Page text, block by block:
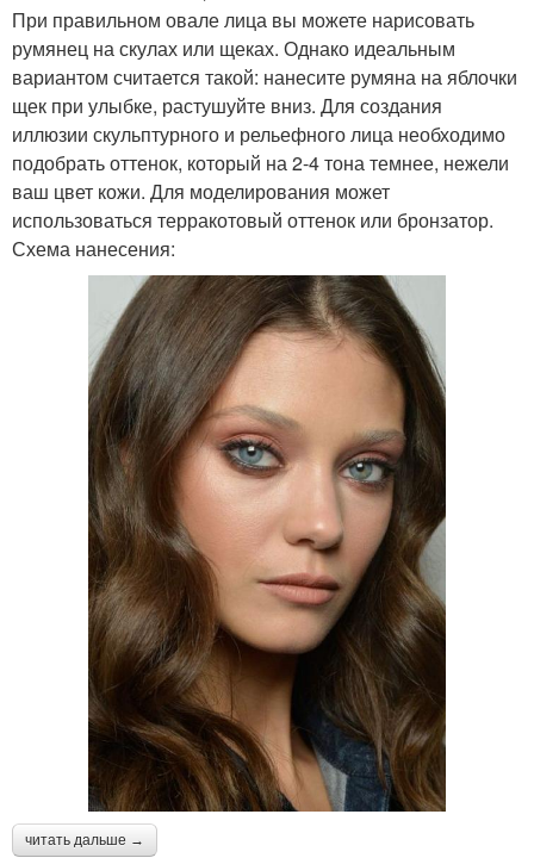
При правильном овале лица вы можете нарисовать
румянец на скулах или щеках. Однако идеальным
вариантом считается такой: нанесите румяна на яблочки
щек при улыбке, растушуйте вниз. Для создания
иллюзии скульптурного и рельефного лица необходимо
подобрать оттенок, который на 2-4 тона темнее, нежели
ваш цвет кожи. Для моделирования может
использоваться терракотовый оттенок или бронзатор.
Схема нанесения:
читать дальше →